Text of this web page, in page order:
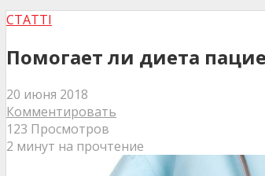
СТАТТІ
Помогает ли диета
20 июня 2018
Комментировать
123 Просмотров
2 минут на прочтение